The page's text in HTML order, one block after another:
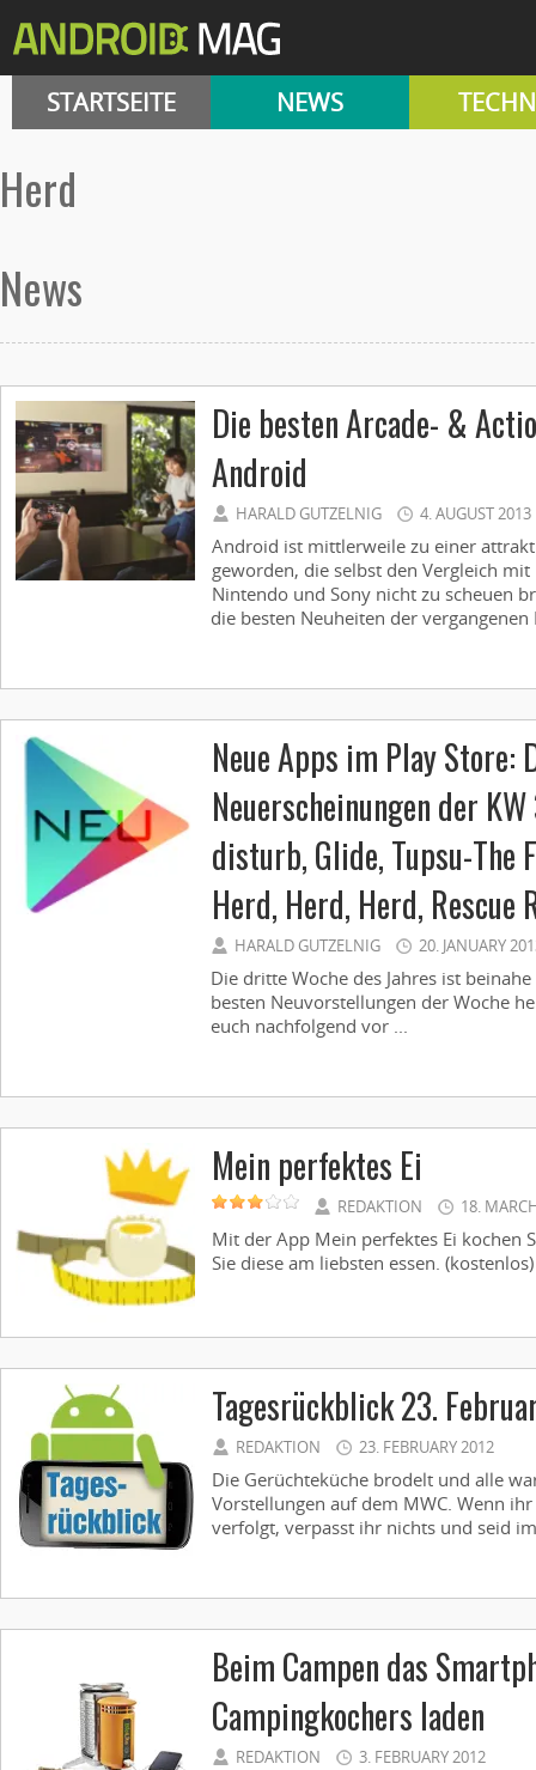
STARTSEITE NEWS
Herd
News
Die besten Arcade- &
Android
HARALD GUTZELNIG 4. AUGUST 2013
Android ist mittlerweile zu einer
geworden, die selbst den Vergleich
Nintendo und Sony nicht zu scheuen
die besten Neuheiten der vergangenen
Neue Apps im Play Store:
Neuerscheinungen der
disturb, Glide, Tupsu-
Herd, Herd, Herd, Rescue
HARALD GUTZELNIG 20. JANUARY
Die dritte Woche des Jahres ist
besten Neuvorstellungen der Woche
euch nachfolgend vor ...
Mein perfektes Ei
REDAKTION 18.
Mit der App Mein perfektes Ei kochen
Sie diese am liebsten essen.
Tagesrückblick 23.
REDAKTION 23. FEBRUARY 2012
Die Gerüchteküche brodelt und alle
Vorstellungen auf dem MWC. Wenn
verfolgt, verpasst ihr nichts und seid
Beim Campen das
Campingkochers laden
REDAKTION 3. FEBRUARY 2012